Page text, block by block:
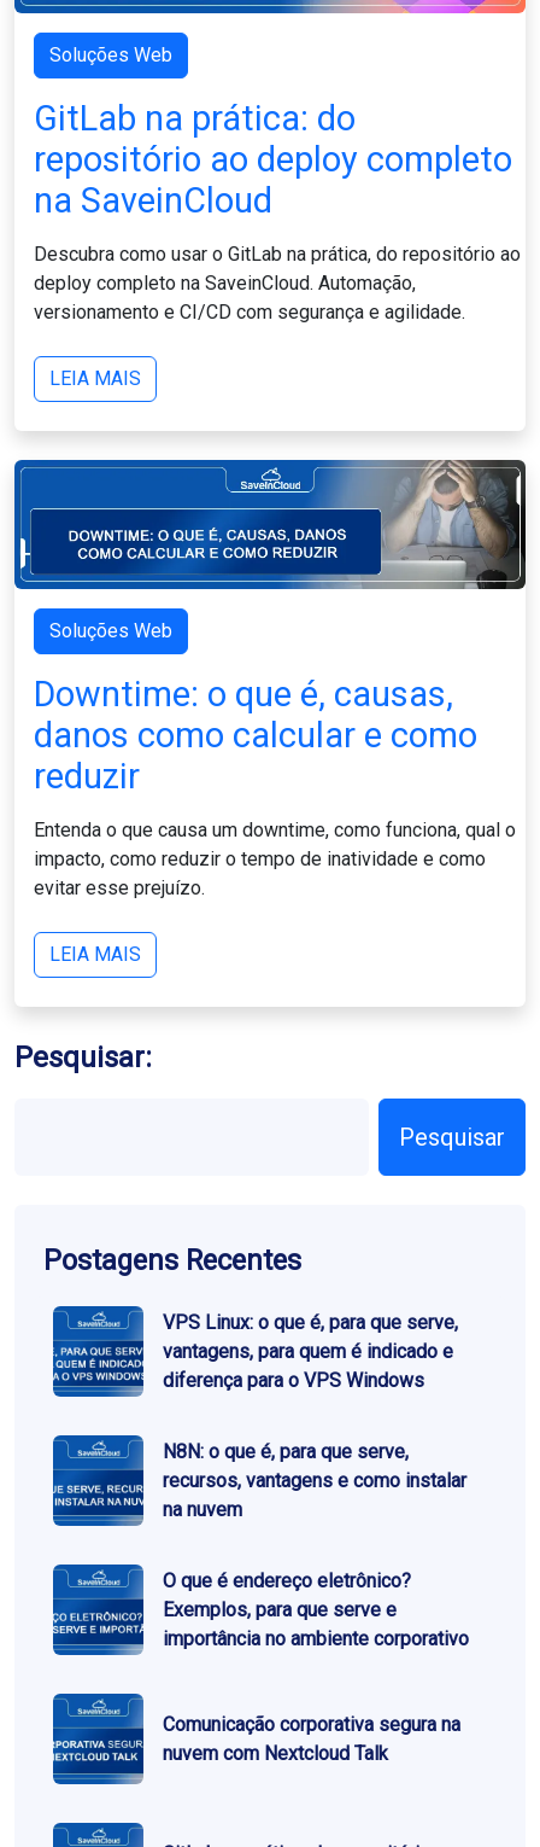
Soluções Web
GitLab na prática: do
repositório ao deploy completo
na SaveinCloud
Descubra como usar o GitLab na prática, do repositório ao
deploy completo na SaveinCloud. Automação,
versionamento e CI/CD com segurança e agilidade.
LEIA MAIS
Soluções Web
Downtime: o que é, causas,
danos como calcular e como
reduzir
Entenda o que causa um downtime, como funciona, qual o
impacto, como reduzir o tempo de inatividade e como
evitar esse prejuízo.
LEIA MAIS
Pesquisar:
Pesquisar
Postagens Recentes
VPS Linux: o que é, para que serve,
vantagens, para quem é indicado e
diferença para o VPS Windows
N8N: o que é, para que serve,
recursos, vantagens e como instalar
na nuvem
O que é endereço eletrônico?
Exemplos, para que serve e
importância no ambiente corporativo
Comunicação corporativa segura na
nuvem com Nextcloud Talk